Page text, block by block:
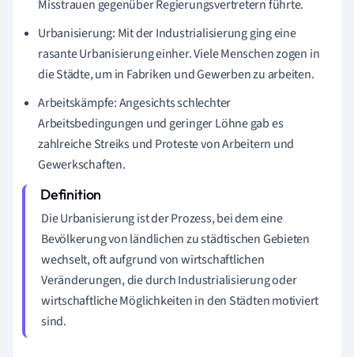
Misstrauen gegenüber Regierungsvertretern führte.
Urbanisierung: Mit der Industrialisierung ging eine
rasante Urbanisierung einher. Viele Menschen zogen in
die Städte, um in Fabriken und Gewerben zu arbeiten.
Arbeitskämpfe: Angesichts schlechter
Arbeitsbedingungen und geringer Löhne gab es
zahlreiche Streiks und Proteste von Arbeitern und
Gewerkschaften.
Die Urbanisierung ist der Prozess, bei dem eine
Bevölkerung von ländlichen zu städtischen Gebieten
wechselt, oft aufgrund von wirtschaftlichen
Veränderungen, die durch Industrialisierung oder
wirtschaftliche Möglichkeiten in den Städten motiviert
sind.